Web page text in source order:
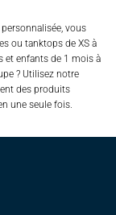
vous
ou tanktops de XS à
et enfants de 1 mois à
? Utilisez notre
des produits
une seule fois.